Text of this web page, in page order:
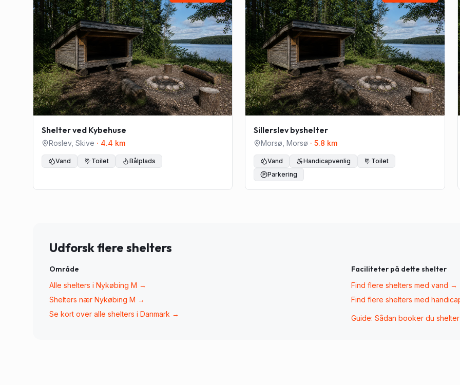
Shelter ved Kybehuse
Roslev, Skive · 4.4 km
Vand Toilet Bålplads
Sillerslev byshelter
Morsø ,Morsø ·5.8 km
Vand Handicapvenlig
Toilet
Parkering
Udforsk flere shelters
Område
Alle shelters i Nykøbing M →
Shelters nær Nykøbing M →
Se kort over alle shelters i Danmark →
Faciliteter på dette shelter
Find flere shelters med vand →
Find flere shelters med
Guide: Sådan booker du